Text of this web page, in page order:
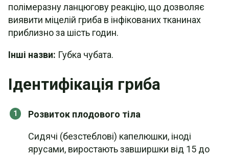
полімеразну ланцюгову реакцію, що дозволяє
виявити міцелій гриба в інфікованих тканинах
приблизно за шість годин.
Інші назви: Губка чубата.
Ідентифікація гриба
Розвиток плодового тіла
Сидячі (безстеблові) капелюшки, іноді
ярусами, виростають завширшки від 15 до